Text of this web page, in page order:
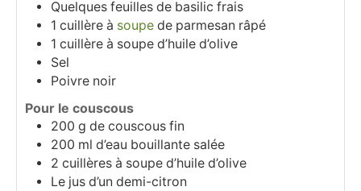
Quelques feuilles de basilic frais
1 cuillère à soupe de parmesan râpé
1 cuillère à soupe d’huile d’olive
Sel
Poivre noir
Pour le couscous
200 g de couscous fin
200 ml d’eau bouillante salée
2 cuillères à soupe d’huile d’olive
Le jus d’un demi-citron